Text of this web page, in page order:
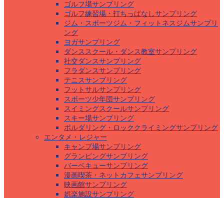
ゴルフ場サンプリング
ゴルフ練習場・打ちっぱなしサンプリング
ジム・スポーツジム・フィットネスジムサンプリ
ング
ヨガサンプリング
ダンススクール・ダンス教室サンプリング
社交ダンスサンプリング
フラダンスサンプリング
テニスサンプリング
フットサルサンプリング
スポーツ少年団サンプリング
スイミングスクールサンプリング
スキー場サンプリング
ボルダリング・ロッククライミングサンプリング
エンタメ・レジャー
キャンプ場サンプリング
グランピングサンプリング
バーベキューサンプリング
漫画喫茶・ネットカフェサンプリング
映画館サンプリング
娯楽施設サンプリング